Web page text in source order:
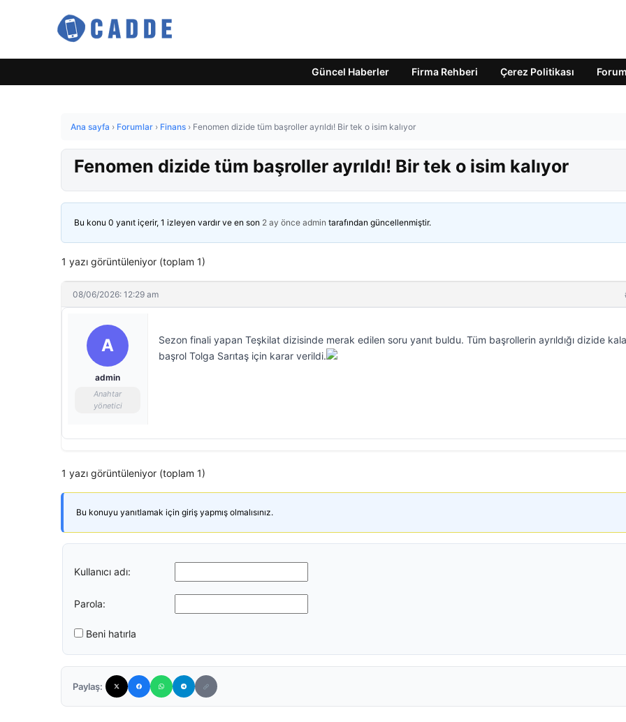
Güncel Haberler Firma Rehberi Çerez Politikası Forum
Ana sayfa › Forumlar › Finans › Fenomen dizide tüm başroller ayrıldı! Bir tek o isim kalıyor
Fenomen dizide tüm başroller ayrıldı! Bir tek o isim kalıyor
Bu konu 0 yanıt içerir, 1 izleyen vardır ve en son 2 ay önce admin tarafından güncellenmiştir.
1 yazı görüntüleniyor (toplam 1)
08/06/2026: 12:29 am
A
admin
Anahtar
yönetici
Sezon finali yapan Teşkilat dizisinde merak edilen soru yanıt buldu. Tüm başrollerin ayrıldığı dizide
başrol Tolga Sarıtaş için karar verildi.
1 yazı görüntüleniyor (toplam 1)
Bu konuyu yanıtlamak için giriş yapmış olmalısınız.
Kullanıcı adı:
Parola:
Beni hatırla
Paylaş: